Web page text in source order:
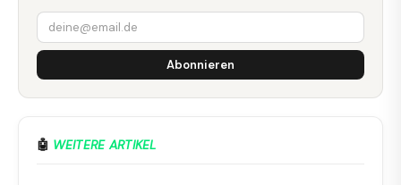
Abonnieren
🤖 WEITERE ARTIKEL